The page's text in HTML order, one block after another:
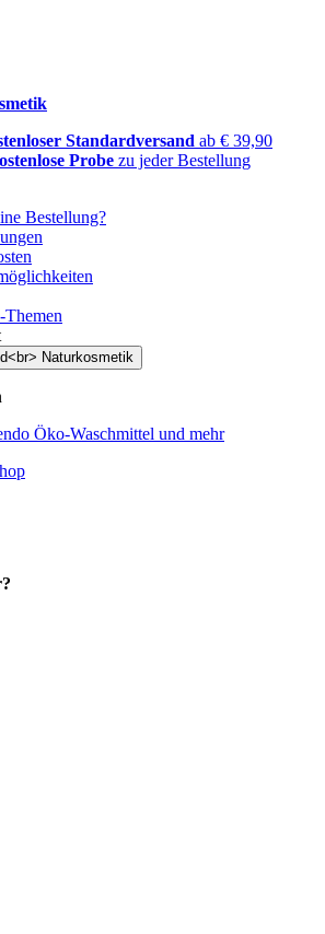
Standardversand ab € 39,90
Probe zu jeder Bestellung
Bestellung?
Öko-Waschmittel und mehr